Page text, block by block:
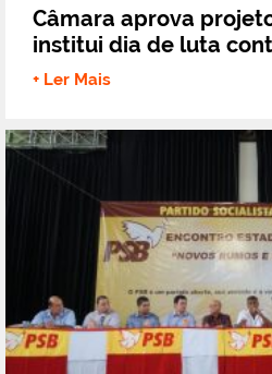
Câmara aprova
institui dia de luta
+ Ler Mais